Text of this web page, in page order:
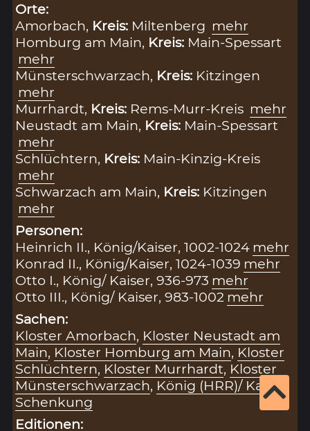
Orte:
Amorbach, Kreis: Miltenberg mehr
Homburg am Main, Kreis: Main-Spessart
mehr
Münsterschwarzach, Kreis: Kitzingen
mehr
Murrhardt, Kreis: Rems-Murr-Kreis mehr
Neustadt am Main, Kreis: Main-Spessart
mehr
Schlüchtern, Kreis: Main-Kinzig-Kreis
mehr
Schwarzach am Main, Kreis: Kitzingen
mehr
Personen:
Heinrich II., König/Kaiser, 1002-1024 mehr
Konrad II., König/Kaiser, 1024-1039 mehr
Otto I., König/ Kaiser, 936-973 mehr
Otto III., König/ Kaiser, 983-1002 mehr
Sachen:
Kloster Amorbach, Kloster Neustadt am
Main, Kloster Homburg am Main, Kloster
Schlüchtern, Kloster Murrhardt, Kloster
Münsterschwarzach, König (HRR)/ Kaiser
Schenkung
Editionen: